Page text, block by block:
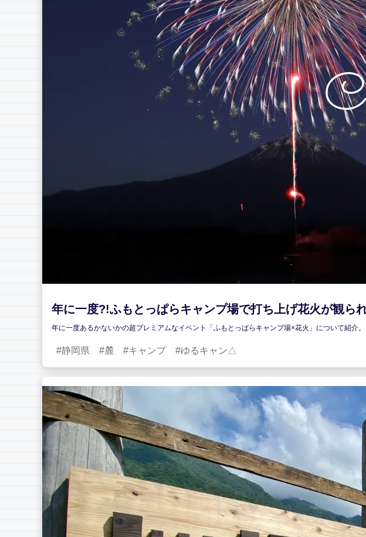
年に一度?!ふもとっぱらキャンプ場で打ち上げ花火が観ら
年に一度あるかないかの超プレミアムなイベント「ふもとっぱらキャンプ場×花火」について紹介。
静岡県 麓 キャンプ ゆるキャン△